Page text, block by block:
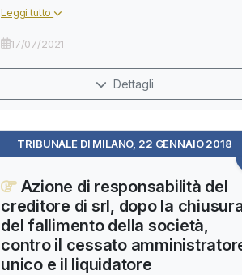
Leggi tutto
17/07/2021
Dettagli
TRIBUNALE DI MILANO, 22 GENNAIO 2018
Azione di responsabilità del
creditore di srl, dopo la
del fallimento della società,
contro il cessato
unico e il liquidatore